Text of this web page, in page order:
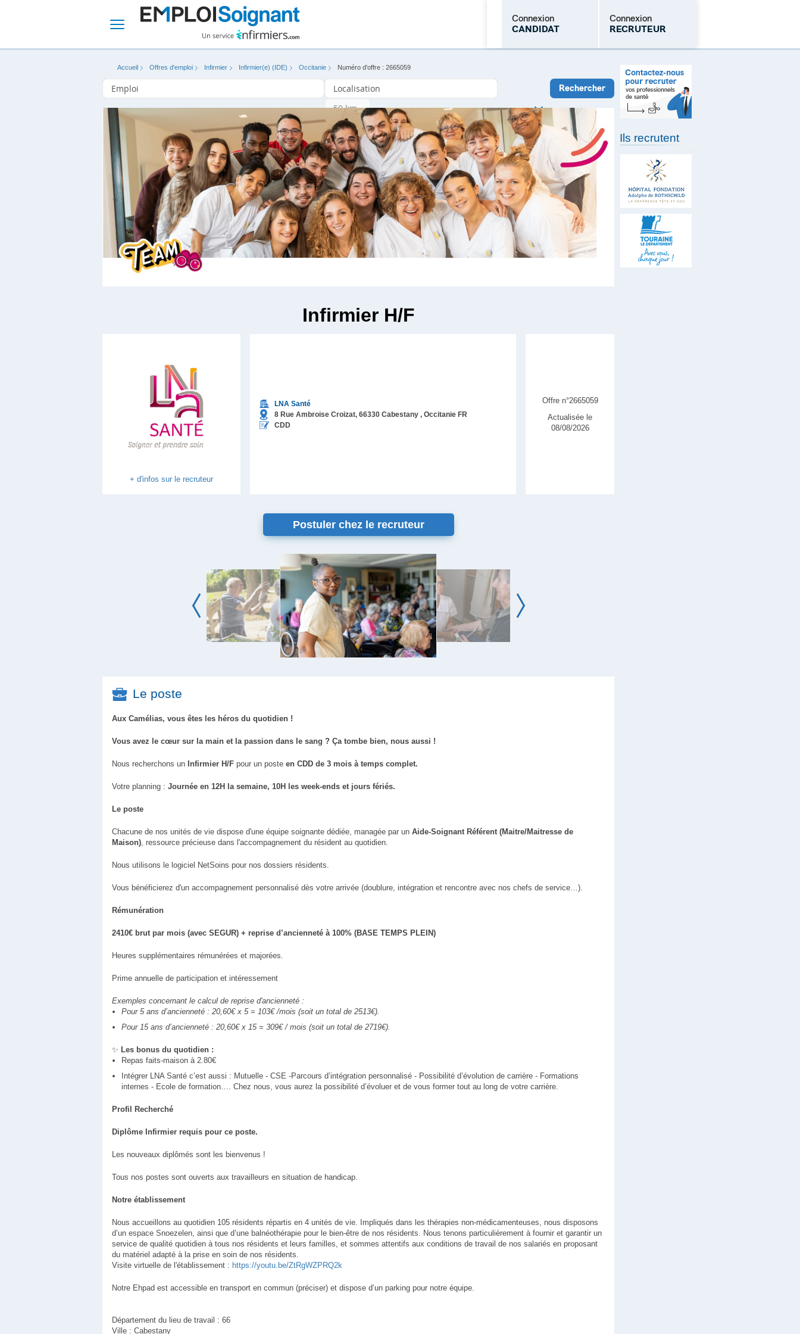
Connexion
CANDIDAT
Connexion
RECRUTEUR
Mot de passe oublié
Accueil Offres d'emploi Infirmier Infirmier(e) (IDE) Occitanie Numéro d'offre : 2665059
Infirmier H/F
+ d'infos sur le recruteur
LNA Santé
8 Rue Ambroise Croizat, 66330 Cabestany , Occitanie FR
CDD
Offre n°2665059
Actualisée le
08/08/2026
Postuler chez le recruteur
Le poste
Aux Camélias, vous êtes les héros du quotidien !
Vous avez le cœur sur la main et la passion dans le sang ? Ça tombe bien, nous aussi !
Nous recherchons un Infirmier H/F pour un poste en CDD de 3 mois à temps complet.
Votre planning : Journée en 12H la semaine, 10H les week-ends et jours fériés.
Le poste
Chacune de nos unités de vie dispose d'une équipe soignante dédiée, managée par un Aide-Soignant Référent (Maitre/Maitresse de
Maison), ressource précieuse dans l'accompagnement du résident au quotidien.
Nous utilisons le logiciel NetSoins pour nos dossiers résidents.
Vous bénéficierez d'un accompagnement personnalisé dès votre arrivée (doublure, intégration et rencontre avec nos chefs de service…).
Rémunération
2410€ brut par mois (avec SEGUR) + reprise d’ancienneté à 100% (BASE TEMPS PLEIN)
Heures supplémentaires rémunérées et majorées.
Prime annuelle de participation et intéressement
Exemples concernant le calcul de reprise d'ancienneté :
Pour 5 ans d’ancienneté : 20,60€ x 5 = 103€ /mois (soit un total de 2513€).
Pour 15 ans d’ancienneté : 20,60€ x 15 = 309€ / mois (soit un total de 2719€).
✨ Les bonus du quotidien :
Repas faits-maison à 2.80€
Intégrer LNA Santé c’est aussi : Mutuelle - CSE -Parcours d’intégration personnalisé - Possibilité d’évolution de carrière - Formations
internes - Ecole de formation…. Chez nous, vous aurez la possibilité d’évoluer et de vous former tout au long de votre carrière.
Profil Recherché
Diplôme Infirmier requis pour ce poste.
Les nouveaux diplômés sont les bienvenus !
Tous nos postes sont ouverts aux travailleurs en situation de handicap.
Notre établissement
Nous accueillons au quotidien 105 résidents répartis en 4 unités de vie. Impliqués dans les thérapies non-médicamenteuses, nous disposons
d’un espace Snoezelen, ainsi que d’une balnéothérapie pour le bien-être de nos résidents. Nous tenons particulièrement à fournir et garantir un
service de qualité quotidien à tous nos résidents et leurs familles, et sommes attentifs aux conditions de travail de nos salariés en proposant
du matériel adapté à la prise en soin de nos résidents.
Visite virtuelle de l'établissement : https://youtu.be/ZtRgWZPRQ2k
Notre Ehpad est accessible en transport en commun (préciser) et dispose d’un parking pour notre équipe.
Département du lieu de travail : 66
Ville : Cabestany
Ils recrutent